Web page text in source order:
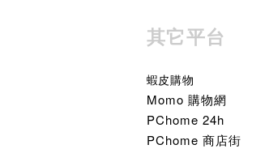
其它平台
蝦皮購物
Momo 購物網
PChome 24h
PChome 商店街